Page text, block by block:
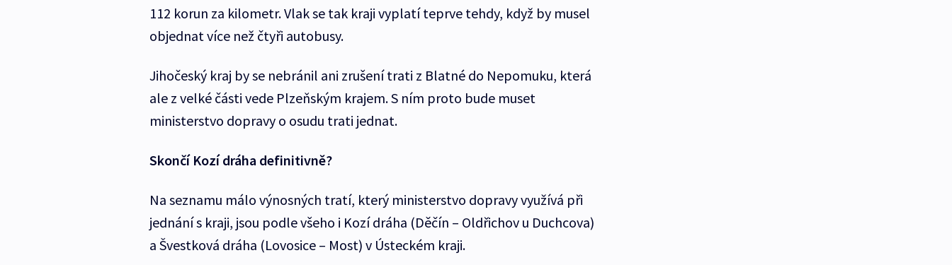
112 korun za kilometr. Vlak se tak kraji vyplatí teprve tehdy, když by musel
objednat více než čtyři autobusy.
Jihočeský kraj by se nebránil ani zrušení trati z Blatné do Nepomuku, která
ale z velké části vede Plzeňským krajem. S ním proto bude muset
ministerstvo dopravy o osudu trati jednat.
Skončí Kozí dráha definitivně?
Na seznamu málo výnosných tratí, který ministerstvo dopravy využívá při
jednání s kraji, jsou podle všeho i Kozí dráha (Děčín – Oldřichov u Duchcova)
a Švestková dráha (Lovosice – Most) v Ústeckém kraji.